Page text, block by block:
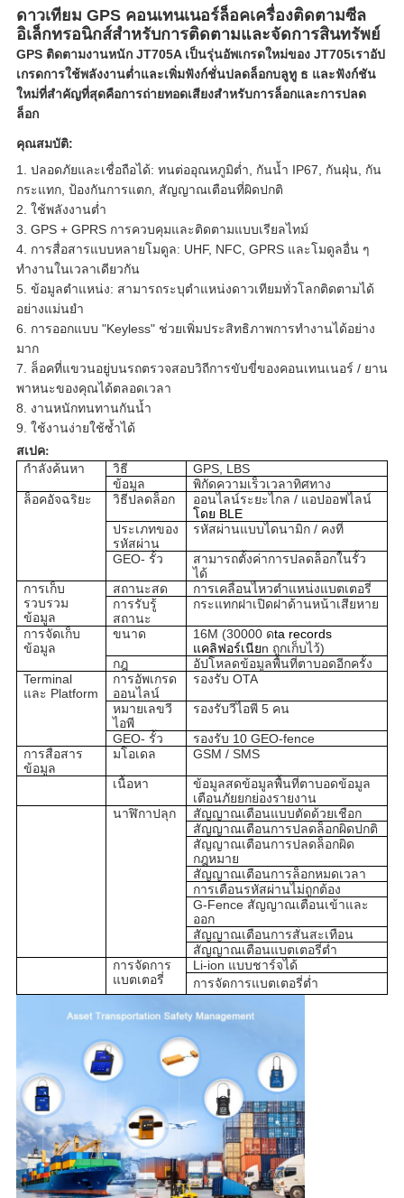
ดาวเทียม GPS คอนเทนเนอร์ล็อคเครื่องติดตามซีล
อิเล็กทรอนิกส์สำหรับการติดตามและจัดการสินทรัพย์
GPS ติดตามงานหนัก JT705A เป็นรุ่นอัพเกรดใหม่ของ JT705เราอัป
เกรดการใช้พลังงานต่ำและเพิ่มฟังก์ชั่นปลดล็อกบลูทู ธ และฟังก์ชัน
ใหม่ที่สำคัญที่สุดคือการถ่ายทอดเสียงสำหรับการล็อกและการปลด
ล็อก
คุณสมบัติ:
1. ปลอดภัยและเชื่อถือได้: ทนต่ออุณหภูมิต่ำ, กันน้ำ IP67, กันฝุ่น, กัน
กระแทก, ป้องกันการแตก, สัญญาณเตือนที่ผิดปกติ
2. ใช้พลังงานต่ำ
3. GPS + GPRS การควบคุมและติดตามแบบเรียลไทม์
4. การสื่อสารแบบหลายโมดูล: UHF, NFC, GPRS และโมดูลอื่น ๆ
ทำงานในเวลาเดียวกัน
5. ข้อมูลตำแหน่ง: สามารถระบุตำแหน่งดาวเทียมทั่วโลกติดตามได้
อย่างแม่นยำ
6. การออกแบบ "Keyless" ช่วยเพิ่มประสิทธิภาพการทำงานได้อย่าง
มาก
7. ล็อคที่แขวนอยู่บนรถตรวจสอบวิถีการขับขี่ของคอนเทนเนอร์ / ยาน
พาหนะของคุณได้ตลอดเวลา
8. งานหนักทนทานกันน้ำ
9. ใช้งานง่ายใช้ซ้ำได้
สเปค:
กำลังค้นหา วิธี
GPS, LBS
ข้อมูล
พิกัดความเร็วเวลาทิศทาง
ล็อคอัจฉริยะ
วิธีปลดล็อก
ออนไลน์ระยะไกล / แอปออฟไลน์
โดย BLE
ประเภทของ
รหัสผ่าน
รหัสผ่านแบบไดนามิก / คงที่
GEO- รั้ว
สามารถตั้งค่าการปลดล็อกในรั้ว
ได้
การเก็บ
รวบรวม
ข้อมูล
สถานะสด
การเคลื่อนไหวตำแหน่งแบตเตอรี่
การรับรู้
สถานะ
กระแทกฝาเปิดฝาด้านหน้าเสียหาย
การจัดเก็บ
ข้อมูล
ขนาด 16M (30000 ดta records
แคลิฟอร์เนียn ถูกเก็บไว้)
กฎ
อัปโหลดข้อมูลพื้นที่ตาบอดอีกครั้ง
Terminal
และ Platform
การอัพเกรด
ออนไลน์
รองรับ OTA
หมายเลขวี
ไอพี
รองรับวีไอพี 5 คน
GEO- รั้ว
รองรับ 10 GEO-fence
การสื่อสาร
ข้อมูล
มโอเดล GSM / SMS
เนื้อหา
ข้อมูลสดข้อมูลพื้นที่ตาบอดข้อมูล
เตือนภัยยกย่องรายงาน
นาฬิกาปลุก
สัญญาณเตือนแบบตัดด้วยเชือก
สัญญาณเตือนการปลดล็อกผิดปกติ
สัญญาณเตือนการปลดล็อกผิด
กฎหมาย
สัญญาณเตือนการล็อกหมดเวลา
การเตือนรหัสผ่านไม่ถูกต้อง
G-Fence สัญญาณเตือนเข้าและ
ออก
สัญญาณเตือนการสั่นสะเทือน
สัญญาณเตือนแบตเตอรี่ต่ำ
การจัดการ
แบตเตอรี่
Li-ion แบบชาร์จได้
การจัดการแบตเตอรี่ต่ำ